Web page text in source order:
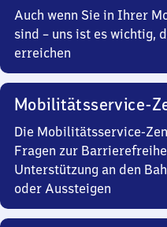
Auch wenn Sie in Ihrer
sind – uns ist es wichtig,
erreichen
Mobilitätsservice-
Die Mobilitätsservice-
Fragen zur
Unterstützung an den
oder Aussteigen